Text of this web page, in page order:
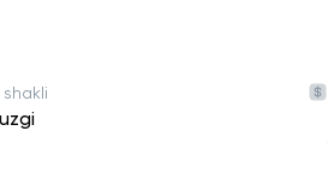
shakli